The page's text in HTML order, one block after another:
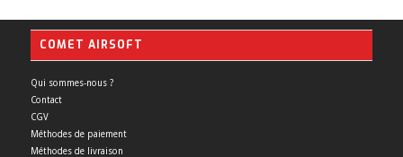
COMET AIRSOFT
Qui sommes-nous ?
Contact
CGV
Méthodes de paiement
Méthodes de livraison